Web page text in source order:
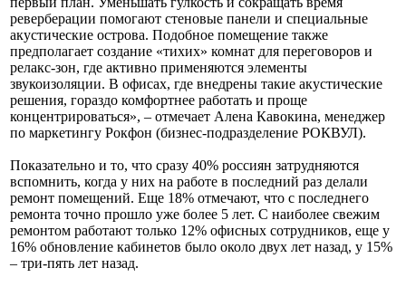
реверберации помогают стеновые панели и специальные
акустические острова. Подобное помещение также
предполагает создание «тихих» комнат для переговоров и
релакс-зон, где активно применяются элементы
звукоизоляции. В офисах, где внедрены такие акустические
решения, гораздо комфортнее работать и проще
концентрироваться», – отмечает Алена Кавокина, менеджер
по маркетингу Рокфон (бизнес-подразделение РОКВУЛ).
Показательно и то, что сразу 40% россиян затрудняются
вспомнить, когда у них на работе в последний раз делали
ремонт помещений. Еще 18% отмечают, что с последнего
ремонта точно прошло уже более 5 лет. С наиболее свежим
ремонтом работают только 12% офисных сотрудников, еще у
16% обновление кабинетов было около двух лет назад, у 15%
– три-пять лет назад.